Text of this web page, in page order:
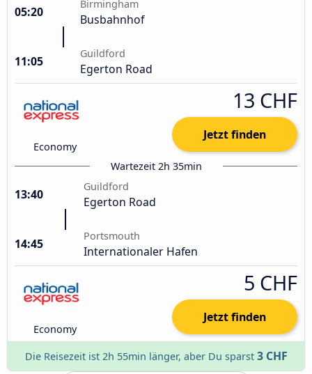
05:20
Birmingham
Busbahnhof
11:05
Guildford
Egerton Road
Economy
13 CHF
Jetzt finden
Wartezeit 2h 35min
13:40
Guildford
Egerton Road
14:45
Portsmouth
Internationaler Hafen
Economy
5 CHF
Jetzt finden
Die Reisezeit ist 2h 55min länger, aber Du sparst 3 CHF